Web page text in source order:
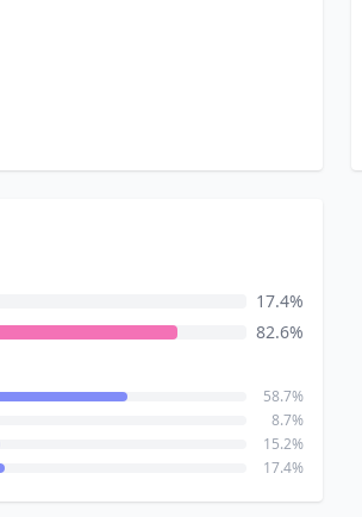
17.4%
82.6%
58.7%
8.7%
15.2%
17.4%